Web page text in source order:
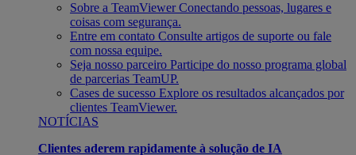
Sobre a TeamViewer Conectando pessoas, lugares e
coisas com segurança.
Entre em contato Consulte artigos de suporte ou fale
com nossa equipe.
Seja nosso parceiro Participe do nosso programa global
de parcerias TeamUP.
Cases de sucesso Explore os resultados alcançados por
clientes TeamViewer.
NOTÍCIAS
Clientes aderem rapidamente à solução de IA